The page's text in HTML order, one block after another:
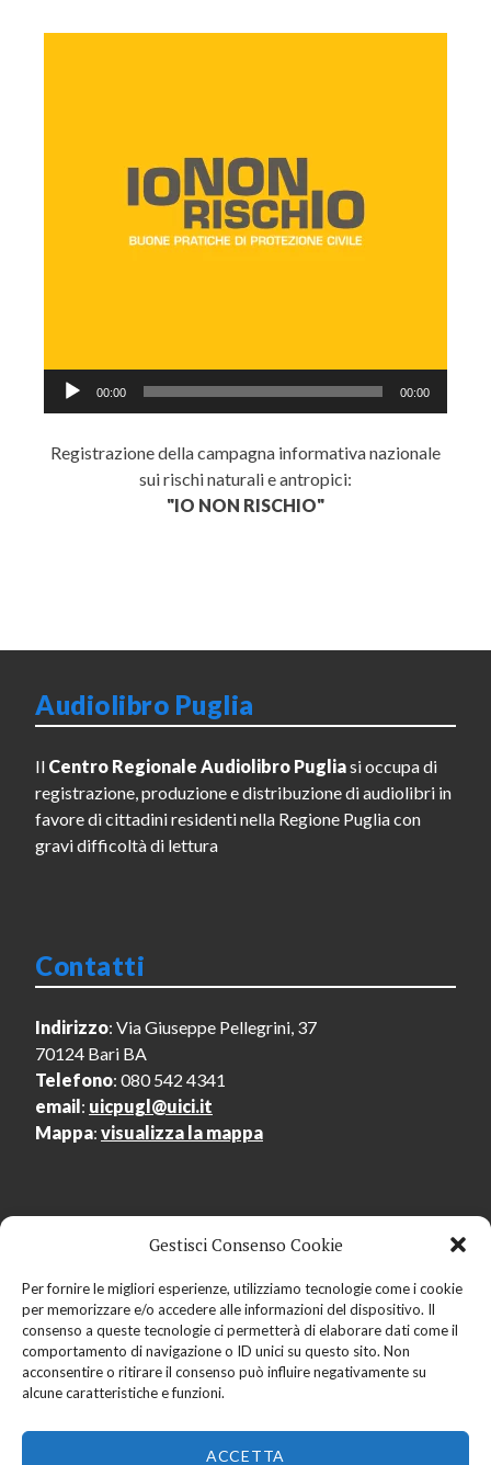
Gestisci Consenso Cookie
Per fornire le migliori esperienze, utilizziamo tecnologie come i cookie
per memorizzare e/o accedere alle informazioni del dispositivo. Il
consenso a queste tecnologie ci permetterà di elaborare dati come il
comportamento di navigazione o ID unici su questo sito. Non
acconsentire o ritirare il consenso può influire negativamente su
alcune caratteristiche e funzioni.
ACCETTA
Audio
00:00 00:00
Registrazione della campagna informativa nazionale
sui rischi naturali e antropici:
"IO NON RISCHIO"
Audiolibro Puglia
Il Centro Regionale Audiolibro Pugliasi occupa di
registrazione, produzione e distribuzione di audiolibri in
favore di cittadini residenti nella Regione Puglia con
gravi difficoltà di lettura
Contatti
Indirizzo: Via Giuseppe Pellegrini, 37
70124 Bari BA
Telefono: 080 542 4341
email : uicpugl@uici.it
Mappa: visualizza la mappa
Menu Utente
Accedi
Registrati